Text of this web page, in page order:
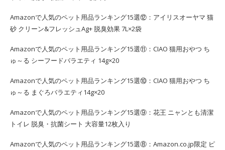
Amazonで人気のペット用品ランキング15選⑫：アイリスオーヤマ 猫
砂 クリーン&フレッシュAg+ 脱臭効果 7L×2袋
Amazonで人気のペット用品ランキング15選⑪：CIAO 猫用おやつ ち
ゅ～る シーフードバラエティ 14g×20
Amazonで人気のペット用品ランキング15選⑩：CIAO 猫用おやつ ち
ゅ～る まぐろバラエティ14g×20
Amazonで人気のペット用品ランキング15選⑨：花王 ニャンとも清潔
トイレ 脱臭・抗菌シート 大容量12枚入り
Amazonで人気のペット用品ランキング15選⑧：Amazon.co.jp限定 ピ